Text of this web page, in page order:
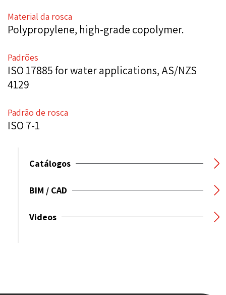
Material da rosca
Polypropylene, high-grade copolymer.
Padrões
ISO 17885 for water applications, AS/NZS
4129
Padrão de rosca
ISO 7-1
Catálogos
BIM / CAD
Videos